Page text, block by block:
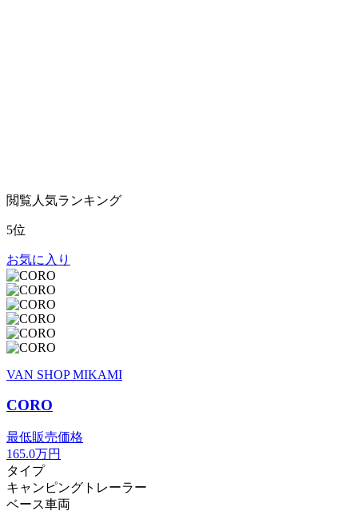
閲覧人気ランキング
5位
お気に入り
VAN SHOP MIKAMI
CORO
最低販売価格
165.0万円
タイプ
キャンピングトレーラー
ベース車両